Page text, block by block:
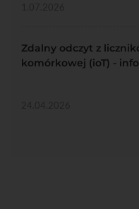
Zdalny odczyt z
komórkowej (ioT) -